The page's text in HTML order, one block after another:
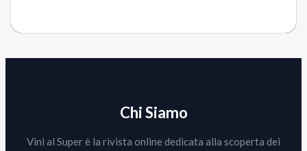
Chi Siamo
Vini al Super è la rivista online dedicata alla scoperta dei